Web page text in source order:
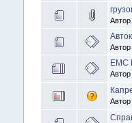
Автор
Автор
ЕМС
Автор
Автор